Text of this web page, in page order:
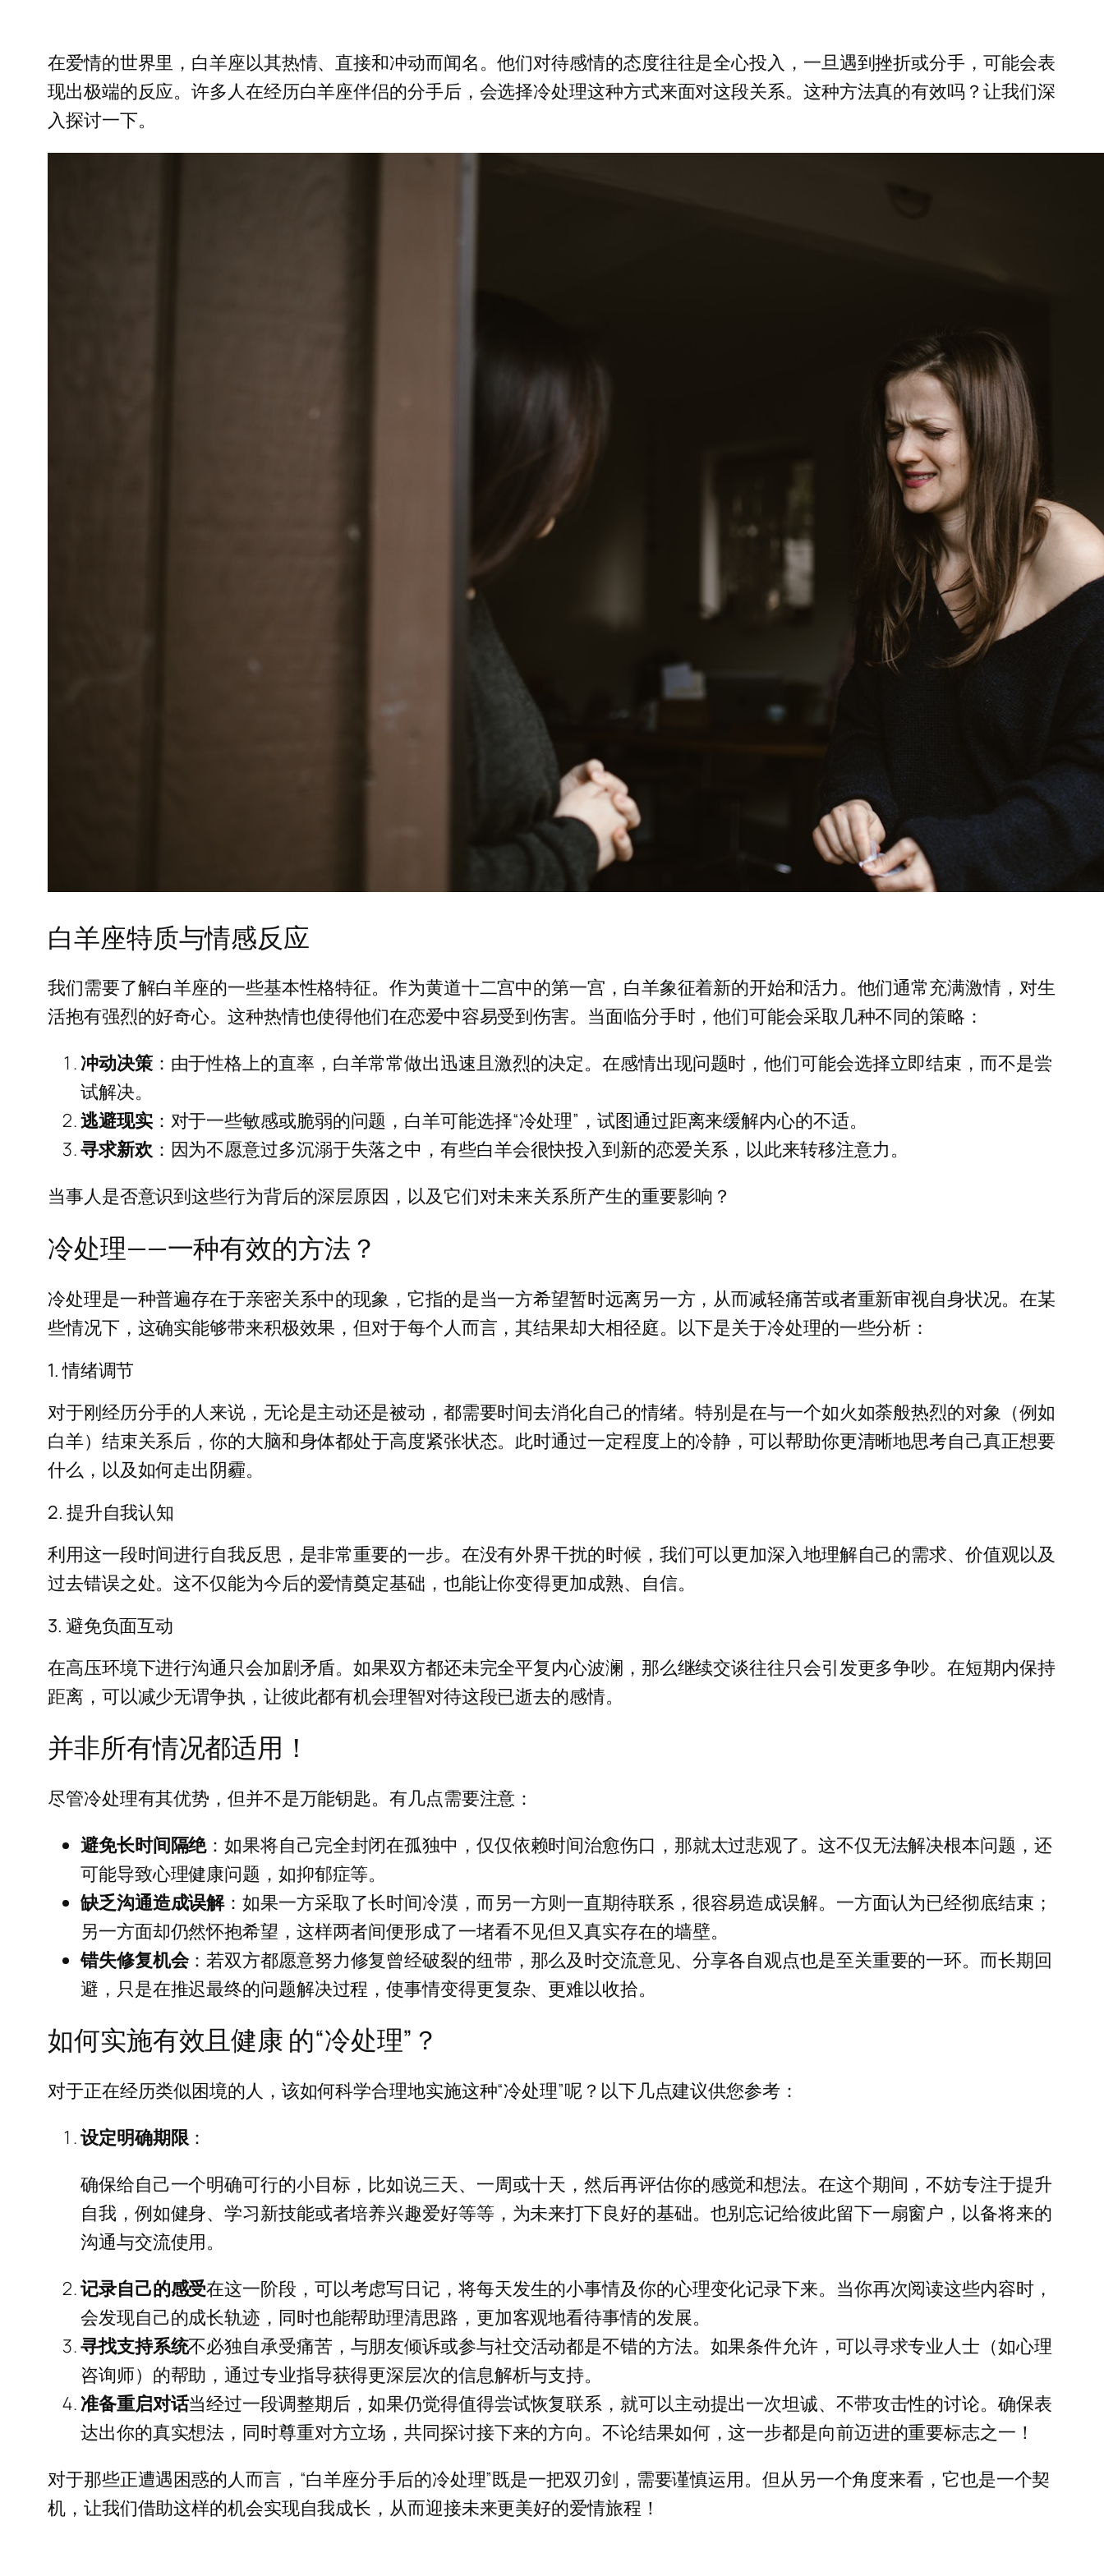
在爱情的世界里，白羊座以其热情、直接和冲动而闻名。他们对待感情的态度往往是全心投入，一旦遇到挫折或分手，可能会表
现出极端的反应。许多人在经历白羊座伴侣的分手后，会选择冷处理这种方式来面对这段关系。这种方法真的有效吗？让我们深
入探讨一下。
白羊座特质与情感反应
我们需要了解白羊座的一些基本性格特征。作为黄道十二宫中的第一宫，白羊象征着新的开始和活力。他们通常充满激情，对生
活抱有强烈的好奇心。这种热情也使得他们在恋爱中容易受到伤害。当面临分手时，他们可能会采取几种不同的策略：
冲动决策：由于性格上的直率，白羊常常做出迅速且激烈的决定。在感情出现问题时，他们可能会选择立即结束，而不是尝
试解决。
逃避现实：对于一些敏感或脆弱的问题，白羊可能选择“冷处理”，试图通过距离来缓解内心的不适。
寻求新欢：因为不愿意过多沉溺于失落之中，有些白羊会很快投入到新的恋爱关系，以此来转移注意力。
当事人是否意识到这些行为背后的深层原因，以及它们对未来关系所产生的重要影响？
冷处理——一种有效的方法？
冷处理是一种普遍存在于亲密关系中的现象，它指的是当一方希望暂时远离另一方，从而减轻痛苦或者重新审视自身状况。在某
些情况下，这确实能够带来积极效果，但对于每个人而言，其结果却大相径庭。以下是关于冷处理的一些分析：
1. 情绪调节
对于刚经历分手的人来说，无论是主动还是被动，都需要时间去消化自己的情绪。特别是在与一个如火如荼般热烈的对象（例如
白羊）结束关系后，你的大脑和身体都处于高度紧张状态。此时通过一定程度上的冷静，可以帮助你更清晰地思考自己真正想要
什么，以及如何走出阴霾。
2. 提升自我认知
利用这一段时间进行自我反思，是非常重要的一步。在没有外界干扰的时候，我们可以更加深入地理解自己的需求、价值观以及
过去错误之处。这不仅能为今后的爱情奠定基础，也能让你变得更加成熟、自信。
3. 避免负面互动
在高压环境下进行沟通只会加剧矛盾。如果双方都还未完全平复内心波澜，那么继续交谈往往只会引发更多争吵。在短期内保持
距离，可以减少无谓争执，让彼此都有机会理智对待这段已逝去的感情。
并非所有情况都适用！
尽管冷处理有其优势，但并不是万能钥匙。有几点需要注意：
避免长时间隔绝：如果将自己完全封闭在孤独中，仅仅依赖时间治愈伤口，那就太过悲观了。这不仅无法解决根本问题，还
可能导致心理健康问题，如抑郁症等。
缺乏沟通造成误解：如果一方采取了长时间冷漠，而另一方则一直期待联系，很容易造成误解。一方面认为已经彻底结束；
另一方面却仍然怀抱希望，这样两者间便形成了一堵看不见但又真实存在的墙壁。
错失修复机会：若双方都愿意努力修复曾经破裂的纽带，那么及时交流意见、分享各自观点也是至关重要的一环。而长期回
避，只是在推迟最终的问题解决过程，使事情变得更复杂、更难以收拾。
如何实施有效且健康 的“冷处理”？
对于正在经历类似困境的人，该如何科学合理地实施这种“冷处理”呢？以下几点建议供您参考：
设定明确期限：
确保给自己一个明确可行的小目标，比如说三天、一周或十天，然后再评估你的感觉和想法。在这个期间，不妨专注于提升
自我，例如健身、学习新技能或者培养兴趣爱好等等，为未来打下良好的基础。也别忘记给彼此留下一扇窗户，以备将来的
沟通与交流使用。
记录自己的感受在这一阶段，可以考虑写日记，将每天发生的小事情及你的心理变化记录下来。当你再次阅读这些内容时，
会发现自己的成长轨迹，同时也能帮助理清思路，更加客观地看待事情的发展。
寻找支持系统不必独自承受痛苦，与朋友倾诉或参与社交活动都是不错的方法。如果条件允许，可以寻求专业人士（如心理
咨询师）的帮助，通过专业指导获得更深层次的信息解析与支持。
准备重启对话当经过一段调整期后，如果仍觉得值得尝试恢复联系，就可以主动提出一次坦诚、不带攻击性的讨论。确保表
达出你的真实想法，同时尊重对方立场，共同探讨接下来的方向。不论结果如何，这一步都是向前迈进的重要标志之一！
对于那些正遭遇困惑的人而言，“白羊座分手后的冷处理”既是一把双刃剑，需要谨慎运用。但从另一个角度来看，它也是一个契
机，让我们借助这样的机会实现自我成长，从而迎接未来更美好的爱情旅程！